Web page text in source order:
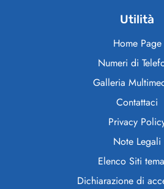
Utilità
Home Page
Numeri di
Galleria
Contattaci
Privacy
Note Legali
Elenco Siti
Dichiarazione di